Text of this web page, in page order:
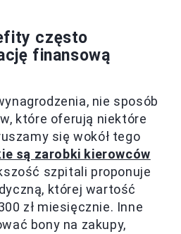
często
finansową
nie sposób
które oferują niektóre
się wokół tego
są zarobki kierowców
szpitali proponuje
której wartość
zł miesięcznie. Inne
bony na zakupy,